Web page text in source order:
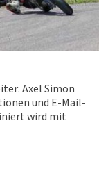
Axel Simon
und E-Mail-
wird mit